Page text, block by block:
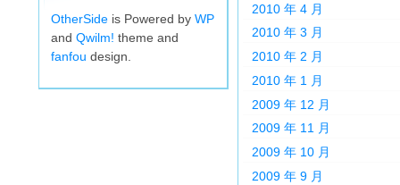
OtherSide is Powered by WP
and Qwilm! theme and
fanfou design.
2010 年 4 月
2010 年 3 月
2010 年 2 月
2010 年 1 月
2009 年 12 月
2009 年 11 月
2009 年 10 月
2009 年 9 月